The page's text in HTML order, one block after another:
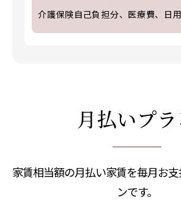
介護保険自己負担分、医療費、日
月払いプラ
家賃相当額の月払い家賃を毎月お
ンです。